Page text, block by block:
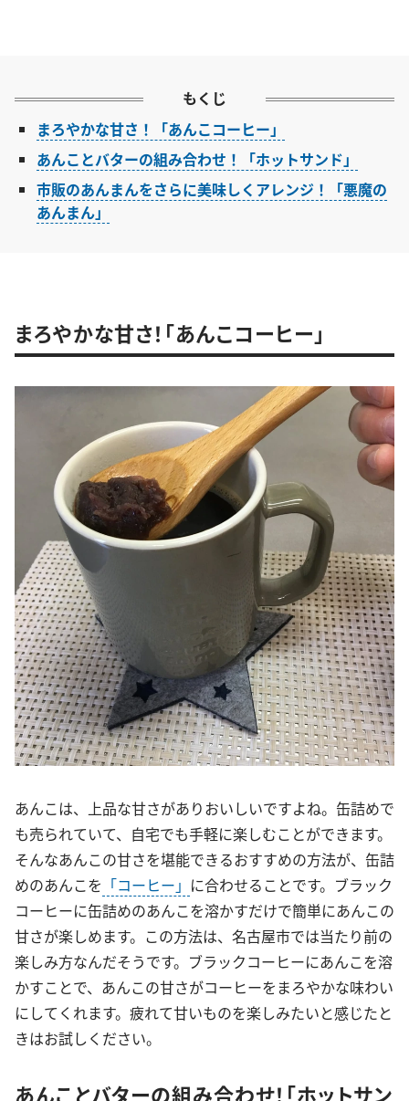
もくじ
まろやかな甘さ！「あんこコーヒー」
あんことバターの組み合わせ！「ホットサンド」
市販のあんまんをさらに美味しくアレンジ！「悪魔の
あんまん」
まろやかな甘さ！「あんこコーヒー」
あんこは、上品な甘さがありおいしいですよね。缶詰めで
も売られていて、自宅でも手軽に楽しむことができます。
そんなあんこの甘さを堪能できるおすすめの方法が、缶詰
めのあんこを 「コーヒー」 に合わせることです。ブラック
コーヒーに缶詰めのあんこを溶かすだけで簡単にあんこの
甘さが楽しめます。この方法は、名古屋市では当たり前の
楽しみ方なんだそうです。ブラックコーヒーにあんこを溶
かすことで、あんこの甘さがコーヒーをまろやかな味わい
にしてくれます。疲れて甘いものを楽しみたいと感じたと
きはお試しください。
あんことバターの組み合わせ！「ホットサン